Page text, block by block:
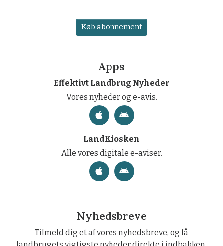
Køb abonnement
Apps
Effektivt Landbrug Nyheder
Vores nyheder og e-avis.
LandKiosken
Alle vores digitale e-aviser.
Nyhedsbreve
Tilmeld dig et af vores nyhedsbreve, og få
landbrugets vigtigste nyheder direkte i indbakken.